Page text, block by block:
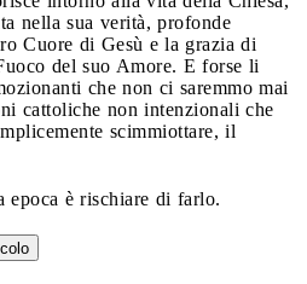
nella sua verità, profonde
Cuore di Gesù e la grazia di
del suo Amore. E forse li
che non ci saremmo mai
cattoliche non intenzionali che
scimmiottare, il
epoca è rischiare di farlo.